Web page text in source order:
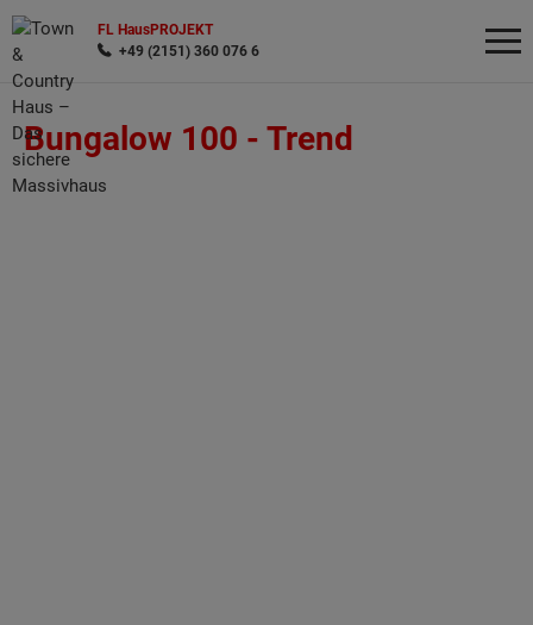
FL HausPROJEKT
+49 (2151) 360 076 6
Bungalow 100 - Trend
Wonach möchten Sie suchen?